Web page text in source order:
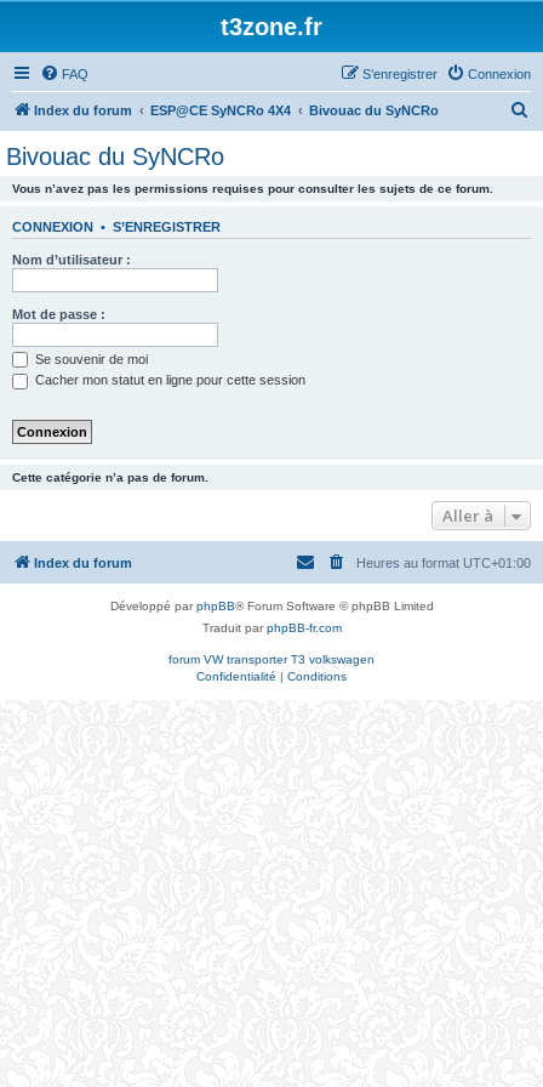
t3zone.fr
FAQ Connexion
S’enregistrer
Index du forum ESP@CE SyNCRo 4X4 Bivouac du SyNCRo
Bivouac du SyNCRo
Vous n’avez pas les permissions requises pour consulter les sujets de ce forum.
CONNEXION • S’ENREGISTRER
Nom d’utilisateur :
Mot de passe :
Se souvenir de moi
Cacher mon statut en ligne pour cette session
Cette catégorie n’a pas de forum.
Aller à
Index du forum Heures au format UTC+01:00
Développé parphpBB® Forum Software © phpBB Limited
Traduit parphpBB-fr.com
forum VW transporter T3 volkswagen
Confidentialité | Conditions